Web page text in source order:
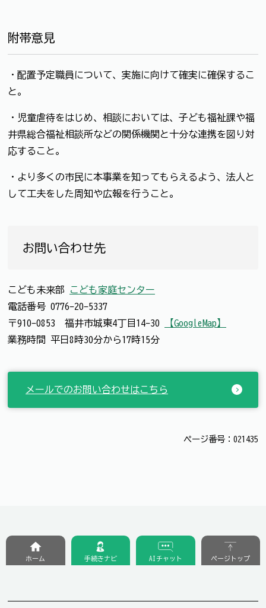
附帯意見
・配置予定職員について、実施に向けて確実に確保するこ
と。
・児童虐待をはじめ、相談においては、子ども福祉課や福
井県総合福祉相談所などの関係機関と十分な連携を図り対
応すること。
・より多くの市民に本事業を知ってもらえるよう、法人と
して工夫をした周知や広報を行うこと。
お問い合わせ先
こども未来部
こども家庭センター
電話番号 0776-20-5337
〒910-0853 福井市城東4丁目14-30
【GoogleMap】
業務時間 平日8時30分から17時15分
メールでのお問い合わせはこちら
ページ番号：021435
ホーム 手続きナビ AIチャット ページトップ